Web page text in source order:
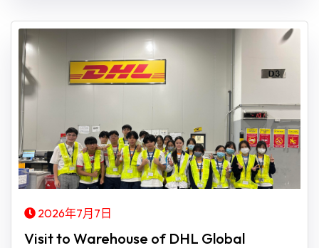
2026年7月7日
Visit to Warehouse of DHL Global